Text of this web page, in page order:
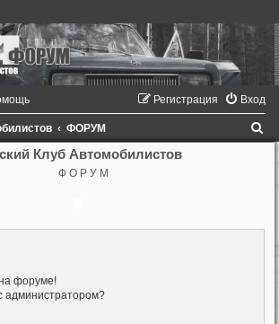
Вход
Регистрация
ФОРУМ
Клуб Автомобилистов
Ф О Р У М
форуме!
администратором?